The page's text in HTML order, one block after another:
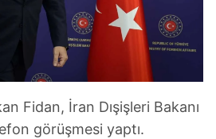
Fidan, İran Dışişleri Bakanı
görüşmesi yaptı.